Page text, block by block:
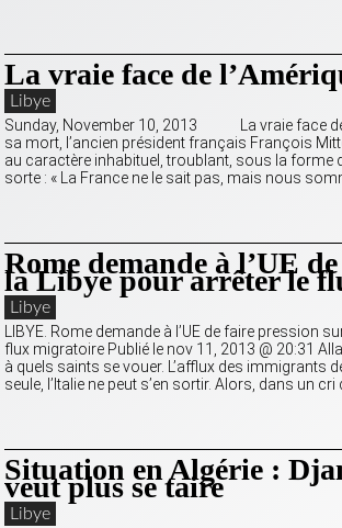
La vraie face de
Libye
Sunday, November 10, 2013 La vraie face de
sa mort, l’ancien président français François
au caractère inhabituel, troublant, sous la forme
sorte : « La France ne le sait pas, mais nous
Rome demande à l’UE
la Libye pour arrêter le
Libye
LIBYE. Rome demande à l’UE de faire pression
flux migratoire Publié le nov 11, 2013 @ 20:31
à quels saints se vouer. L’afflux des immigrants
seule, l’Italie ne peut s’en sortir. Alors, dans un cri
Situation en Algérie :
veut plus se taire
Libye